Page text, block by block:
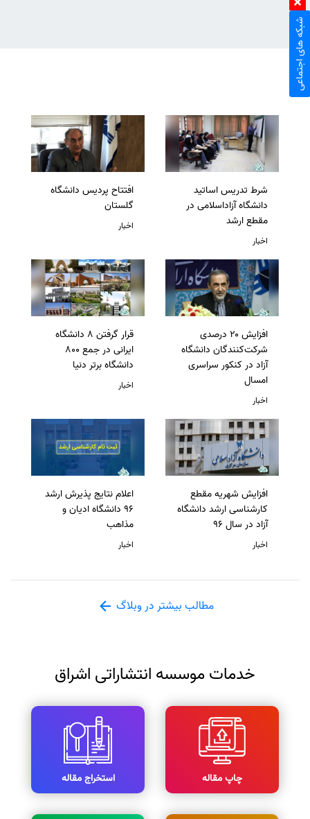
شرط تدریس اساتید
دانشگاه آزاداسلامی در
مقطع ارشد
اخبار
افتتاح پردیس دانشگاه
گلستان
اخبار
افزایش ۲۰ درصدی
شرکت‌کنندگان دانشگاه
آزاد در کنکور سراسری
امسال
اخبار
قرار گرفتن 8 دانشگاه
ایرانی در جمع 800
دانشگاه برتر دنیا
اخبار
افزایش شهریه مقطع
کارشناسی ارشد دانشگاه
آزاد در سال 96
اخبار
اعلام نتایج پذیرش ارشد
96 دانشگاه ادیان و
مذاهب
اخبار
مطالب بیشتر در وبلاگ
خدمات موسسه انتشاراتی اشراق
چاپ مقاله استخراج مقاله
شبکه های اجتماعی